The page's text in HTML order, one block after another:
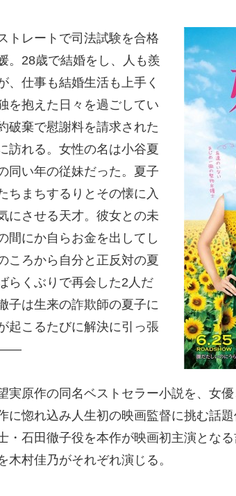
トレートで司法試験を合格
。28歳で結婚をし、人も羨
仕事も結婚生活も上手く
を抱えた日々を過ごしてい
破棄で慰謝料を請求された
訪れる。女性の名は小谷夏
同い年の従妹だった。夏子
ちまちするりとその懐に入
にさせる天才。彼女との未
間にか自らお金を出してし
ころから自分と正反対の夏
らくぶりで再会した2人だ
子は生来の詐欺師の夏子に
起こるたびに解決に引っ張
――
実原作の同名ベストセラー小説を、女
に惚れ込み人生初の映画監督に挑む話
・石田徹子役を本作が映画初主演とな
木村佳乃がそれぞれ演じる。